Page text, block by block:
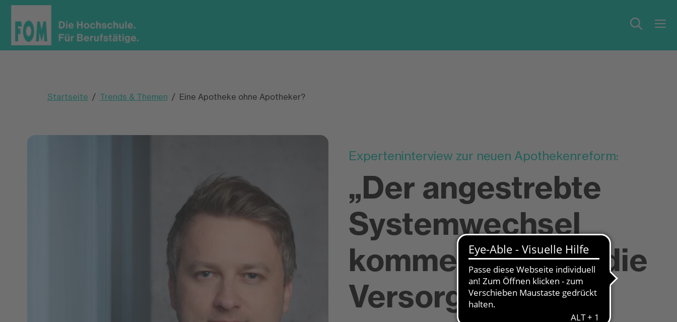
Startseite Trends & Themen Eine Apotheke ohne Apotheker?
Experteninterview zur neuen Apothekenreform:
„Der angestrebte
Systemwechsel
kommerzialisiert die
Versorgung“